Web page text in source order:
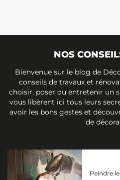
NOS
Bienvenue sur le blog de
conseils de travaux et
choisir, poser ou entretenir un
vous libèrent ici tous leurs
avoir les bons gestes et
de
Peindre